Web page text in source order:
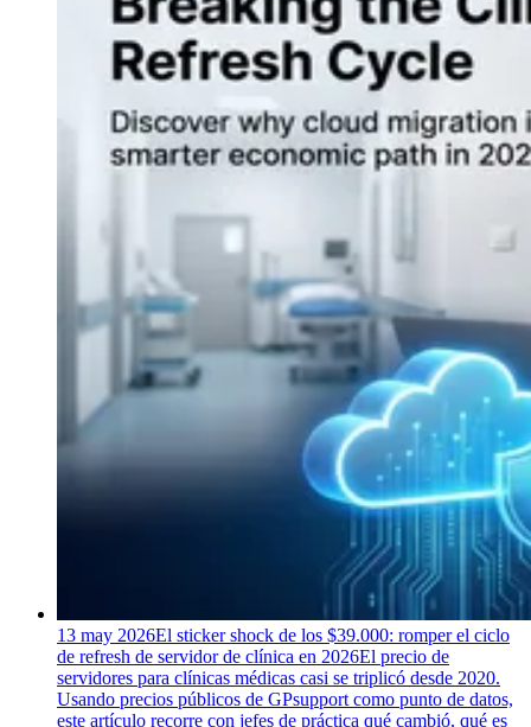
13 may 2026El sticker shock de los $39.000: romper el ciclo
de refresh de servidor de clínica en 2026El precio de
servidores para clínicas médicas casi se triplicó desde 2020.
Usando precios públicos de GPsupport como punto de datos,
este artículo recorre con jefes de práctica qué cambió, qué es